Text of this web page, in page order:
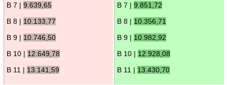
B 7 | 9.639,65
B 8 | 10.133,77
B 9 | 10.746,50
B 10 | 12.649,78
B 11 | 13.141,59
B 7 | 9.851,72
B 8 | 10.356,71
B 9 | 10.982,92
B 10 | 12.928,08
B 11 | 13.430,70